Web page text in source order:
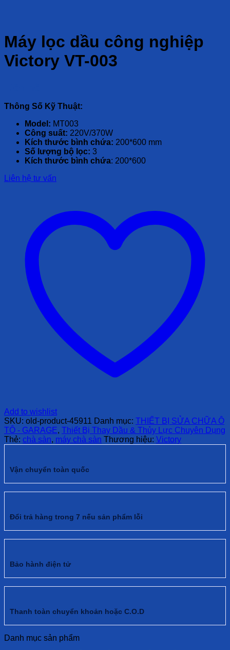
Máy lọc dầu công nghiệp
Victory VT-003
Thông Số Kỹ Thuật:
Model: MT003
Công suất: 220V/370W
Kích thước bình chứa: 200*600 mm
Số lượng bộ lọc: 3
Kích thước bình chứa: 200*600
Liên hệ tư vấn
Add to wishlist
SKU: old-product-45911 Danh mục: THIẾT BỊ SỬA CHỮA Ô
TÔ - GARAGE, Thiết Bị Thay Dầu & Thủy Lực Chuyên Dụng
Thẻ: chà sàn, máy chà sàn Thương hiệu: Victory
Vận chuyển toàn quốc
Đổi trả hàng trong 7 nếu sản phẩm lỗi
Bảo hành điện tử
Thanh toàn chuyển khoản hoặc C.O.D
Danh mục sản phẩm